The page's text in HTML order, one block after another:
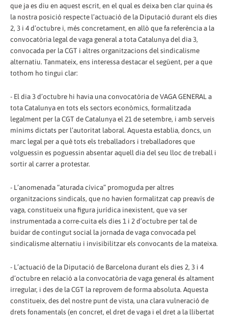
que ja es diu en aquest escrit, en el qual es deixa ben clar quina és
la nostra posició respecte l’actuació de la Diputació durant els dies
2, 3 i 4 d’octubre i, més concretament, en allò que fa referència a la
convocatòria legal de vaga general a tota Catalunya del dia 3,
convocada per la CGT i altres organitzacions del sindicalisme
alternatiu. Tanmateix, ens interessa destacar el següent, per a que
tothom ho tingui clar:
- El dia 3 d’octubre hi havia una convocatòria de VAGA GENERAL a
tota Catalunya en tots els sectors econòmics, formalitzada
legalment per la CGT de Catalunya el 21 de setembre, i amb serveis
mínims dictats per l’autoritat laboral. Aquesta establia, doncs, un
marc legal per a què tots els treballadors i treballadores que
volguessin es poguessin absentar aquell dia del seu lloc de treball i
sortir al carrer a protestar.
- L’anomenada “aturada cívica” promoguda per altres
organitzacions sindicals, que no havien formalitzat cap preavís de
vaga, constitueix una figura jurídica inexistent, que va ser
instrumentada a corre-cuita els dies 1 i 2 d’octubre per tal de
buidar de contingut social la jornada de vaga convocada pel
sindicalisme alternatiu i invisibilitzar els convocants de la mateixa.
- L’actuació de la Diputació de Barcelona durant els dies 2, 3 i 4
d’octubre en relació a la convocatòria de vaga general és altament
irregular, i des de la CGT la reprovem de forma absoluta. Aquesta
constitueix, des del nostre punt de vista, una clara vulneració de
drets fonamentals (en concret, el dret de vaga i el dret a la llibertat